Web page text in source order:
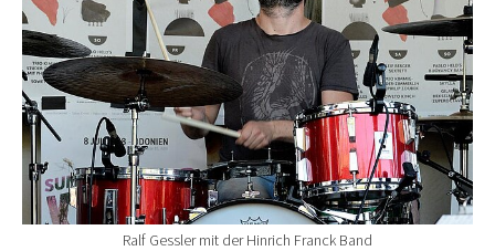
Ralf Gessler mit der Hinrich Franck Band